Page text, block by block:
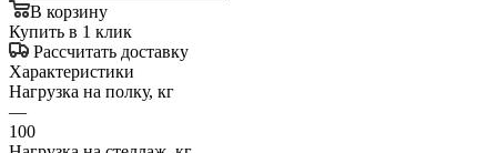
В корзину
Купить в 1 клик
Рассчитать доставку
Характеристики
Нагрузка на полку, кг
—
100